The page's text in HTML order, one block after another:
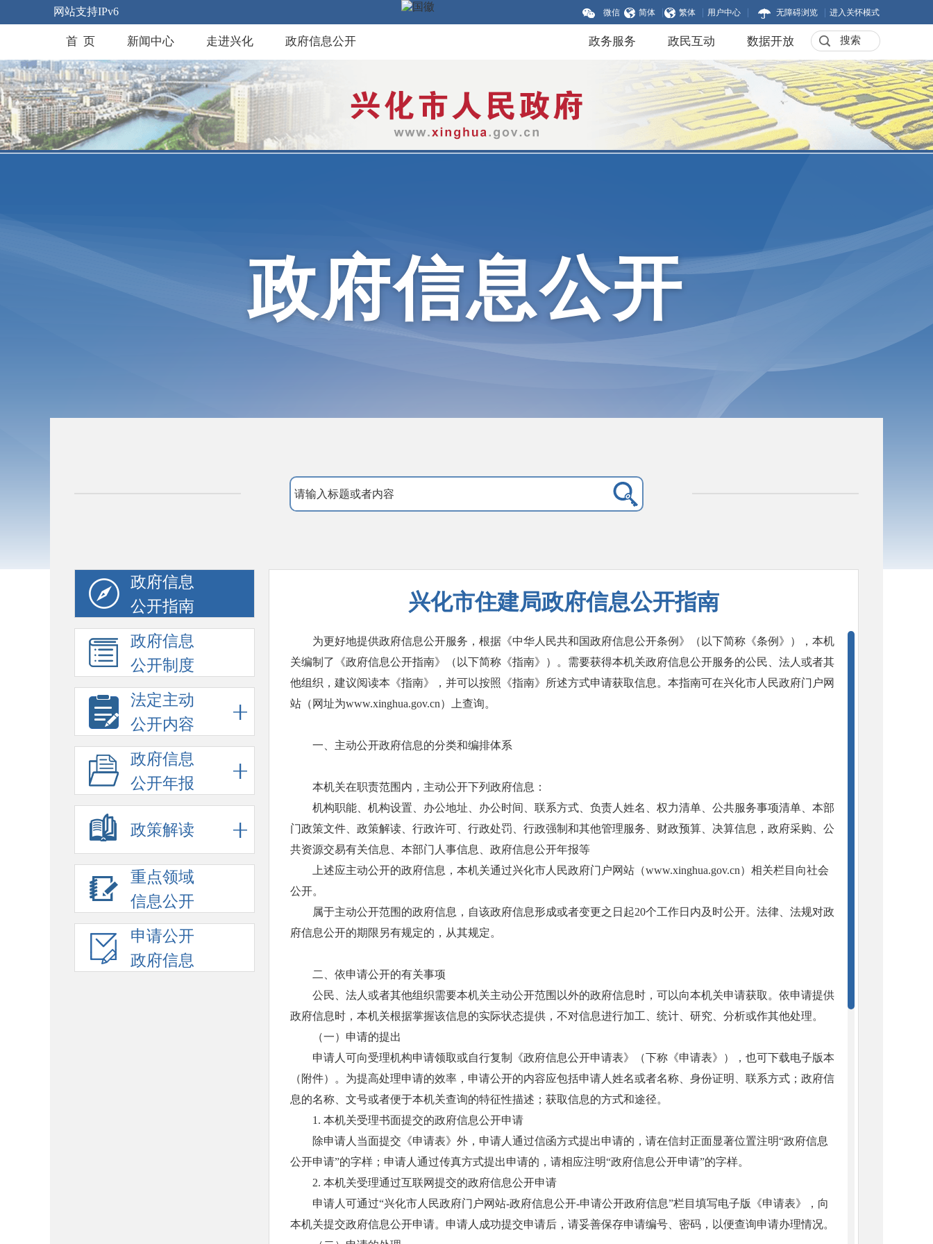
网站支持IPv6 微信 简体 繁体 用户中心 无障碍浏览 进入关怀模式
首 页 新闻中心 走进兴化 政府信息公开 政务服务 政民互动 数据开放
政府信息公开
政府信息
公开指南
政府信息
公开制度
法定主动
公开内容
政府信息
公开年报
政策解读
重点领域
信息公开
申请公开
政府信息
兴化市住建局政府信息公开指南
为更好地提供政府信息公开服务，根据《中华人民共和国政府信息公开条例》（以下简称《条例》），本机
关编制了《政府信息公开指南》（以下简称《指南》）。需要获得本机关政府信息公开服务的公民、法人或者其
他组织，建议阅读本《指南》，并可以按照《指南》所述方式申请获取信息。本指南可在兴化市人民政府门户网
站（网址为www.xinghua.gov.cn）上查询。
一、主动公开政府信息的分类和编排体系
本机关在职责范围内，主动公开下列政府信息：
机构职能、机构设置、办公地址、办公时间、联系方式、负责人姓名、权力清单、公共服务事项清单、本部
门政策文件、政策解读、行政许可、行政处罚、行政强制和其他管理服务、财政预算、决算信息，政府采购、公
共资源交易有关信息、本部门人事信息、政府信息公开年报等
上述应主动公开的政府信息，本机关通过兴化市人民政府门户网站（www.xinghua.gov.cn）相关栏目向社会
公开。
属于主动公开范围的政府信息，自该政府信息形成或者变更之日起20个工作日内及时公开。法律、法规对政
府信息公开的期限另有规定的，从其规定。
二、依申请公开的有关事项
公民、法人或者其他组织需要本机关主动公开范围以外的政府信息时，可以向本机关申请获取。依申请提供
政府信息时，本机关根据掌握该信息的实际状态提供，不对信息进行加工、统计、研究、分析或作其他处理。
（一）申请的提出
申请人可向受理机构申请领取或自行复制《政府信息公开申请表》（下称《申请表》），也可下载电子版本
（附件）。为提高处理申请的效率，申请公开的内容应包括申请人姓名或者名称、身份证明、联系方式；政府信
息的名称、文号或者便于本机关查询的特征性描述；获取信息的方式和途径。
1. 本机关受理书面提交的政府信息公开申请
除申请人当面提交《申请表》外，申请人通过信函方式提出申请的，请在信封正面显著位置注明“政府信息
公开申请”的字样；申请人通过传真方式提出申请的，请相应注明“政府信息公开申请”的字样。
2. 本机关受理通过互联网提交的政府信息公开申请
申请人可通过“兴化市人民政府门户网站-政府信息公开-申请公开政府信息”栏目填写电子版《申请表》，向
本机关提交政府信息公开申请。申请人成功提交申请后，请妥善保存申请编号、密码，以便查询申请办理情况。